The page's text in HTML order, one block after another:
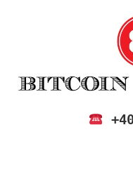
BITCOIN
CUMPARA